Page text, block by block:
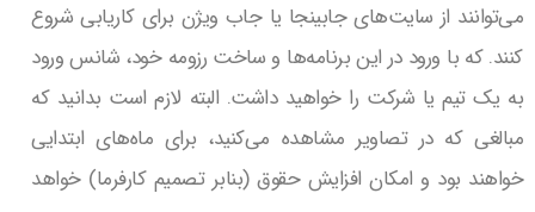
می‌توانند از سایت‌های جابینجا یا جاب ویژن برای کاریابی شروع
کنند. که با ورود در این برنامه‌ها و ساخت رزومه خود، شانس ورود
به یک تیم یا شرکت را خواهید داشت. البته لازم است بدانید که
مبالغی که در تصاویر مشاهده می‌کنید، برای ماه‌های ابتدایی
خواهند بود و امکان افزایش حقوق (بنابر تصمیم کارفرما) خواهد